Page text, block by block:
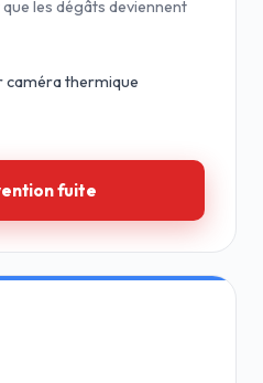
les dégâts deviennent
caméra thermique
fuite